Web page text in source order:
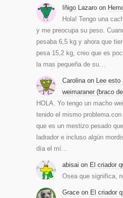
Iñigo Lazaro on
Hola! Tengo una
y me preocupa su peso.
pesaba 6,5 kg y ahora que
pesa 15,2 kg, creo que es
la mas pequeña de su…
Carolina on Lee esto
weimaraner (braco
HOLA. Yo tengo un macho
tenido el mismo
que es un mestizo pesado
ladrador e incluso algún
día el mí…
abisai on El criador
Osea que significa,
Grace on El criador